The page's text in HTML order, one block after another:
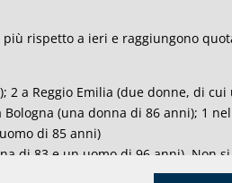
rispetto a ieri e raggiungono
2 a Reggio Emilia (due donne, di cui
(una donna di 86 anni); 1 nel
di 85 anni)
di 83 e un uomo di 96 anni). Non si
dell’epidemia i decessi in regione